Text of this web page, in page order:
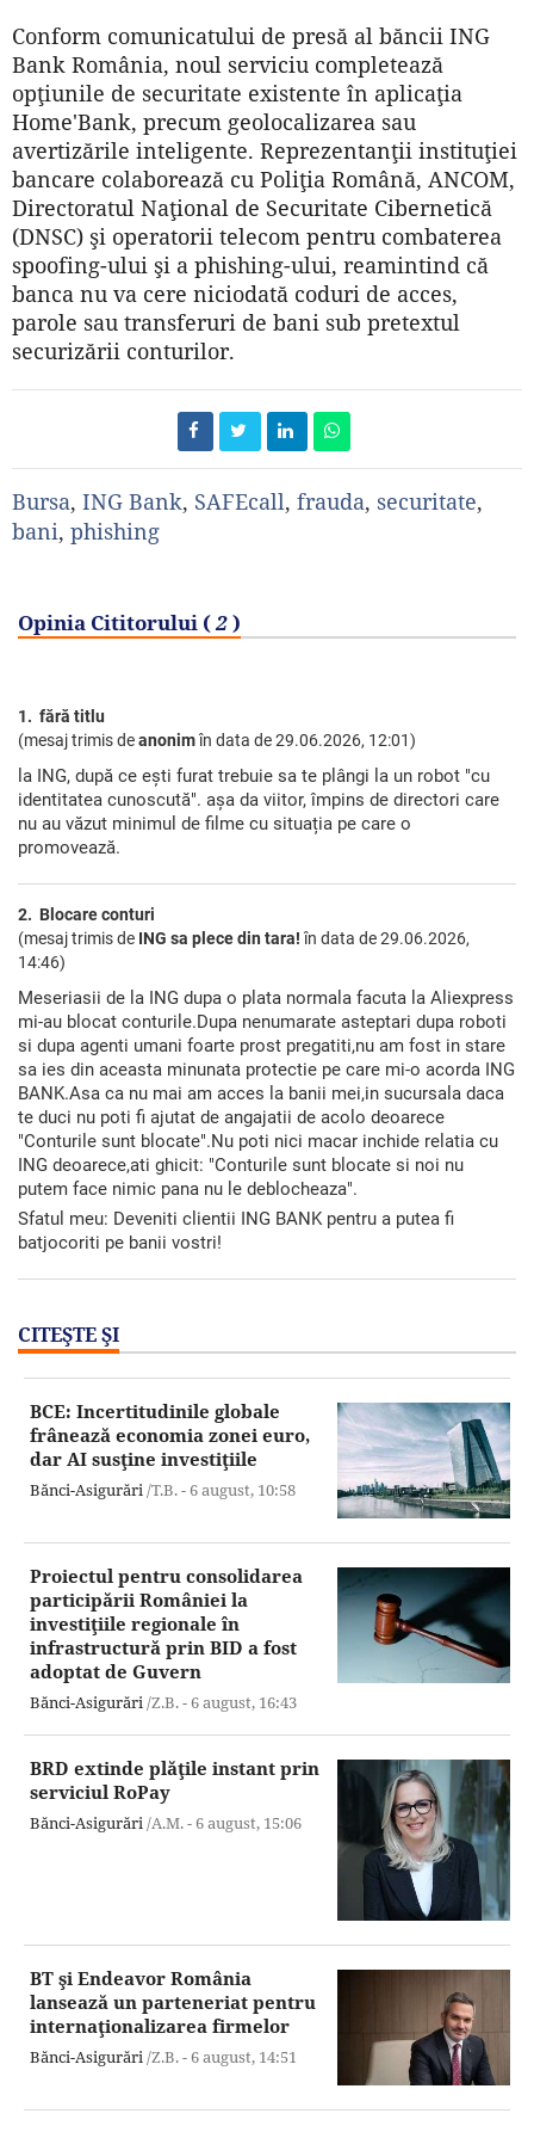
Conform comunicatului de presă al băncii ING
Bank România, noul serviciu completează
opţiunile de securitate existente în aplicaţia
Home'Bank, precum geolocalizarea sau
avertizările inteligente. Reprezentanţii instituţiei
bancare colaborează cu Poliţia Română, ANCOM,
Directoratul Naţional de Securitate Cibernetică
(DNSC) şi operatorii telecom pentru combaterea
spoofing-ului şi a phishing-ului, reamintind că
banca nu va cere niciodată coduri de acces,
parole sau transferuri de bani sub pretextul
securizării conturilor.
Bursa, ING Bank, SAFEcall, frauda, securitate,
bani, phishing
Opinia Cititorului (2)
1. fără titlu
(mesaj trimis deanonimîn data de29.06.2026, 12:01)
la ING, după ce ești furat trebuie sa te plângi la un robot "cu
identitatea cunoscută". așa da viitor, împins de directori care
nu au văzut minimul de filme cu situația pe care o
promovează.
2. Blocare conturi
(mesaj trimis de ING sa plece din tara! în data de29.06.2026,
14:46)
Meseriasii de la ING dupa o plata normala facuta la Aliexpress
mi-au blocat conturile.Dupa nenumarate asteptari dupa roboti
si dupa agenti umani foarte prost pregatiti,nu am fost in stare
sa ies din aceasta minunata protectie pe care mi-o acorda ING
BANK.Asa ca nu mai am acces la banii mei,in sucursala daca
te duci nu poti fi ajutat de angajatii de acolo deoarece
"Conturile sunt blocate".Nu poti nici macar inchide relatia cu
ING deoarece,ati ghicit: "Conturile sunt blocate si noi nu
putem face nimic pana nu le deblocheaza".
Sfatul meu: Deveniti clientii ING BANK pentru a putea fi
batjocoriti pe banii vostri!
CITEŞTE ŞI
BCE: Incertitudinile globale
frânează economia zonei euro,
dar AI susţine investiţiile
Bănci-Asigurări/T.B. -6 august, 10:58
Proiectul pentru consolidarea
participării României la
investiţiile regionale în
infrastructură prin BID a fost
adoptat de Guvern
Bănci-Asigurări/Z.B. -6 august, 16:43
BRD extinde plăţile instant prin
serviciul RoPay
Bănci-Asigurări/A.M. -6 august, 15:06
BT şi Endeavor România
lansează un parteneriat pentru
internaţionalizarea firmelor
Bănci-Asigurări/Z.B. -6 august, 14:51